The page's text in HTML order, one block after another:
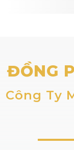
ĐỒNG
Công Ty